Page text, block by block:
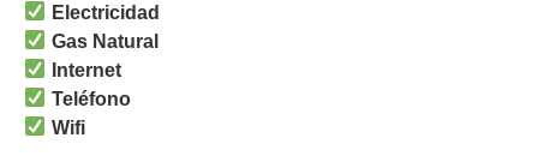
Electricidad
Gas Natural
Internet
Teléfono
Wifi